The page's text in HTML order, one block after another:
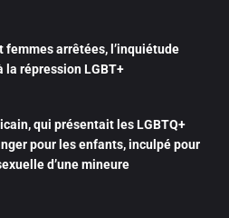
femmes arrêtées, l’inquiétude
la répression LGBT+
qui présentait les LGBTQ+
pour les enfants, inculpé pour
d’une mineure